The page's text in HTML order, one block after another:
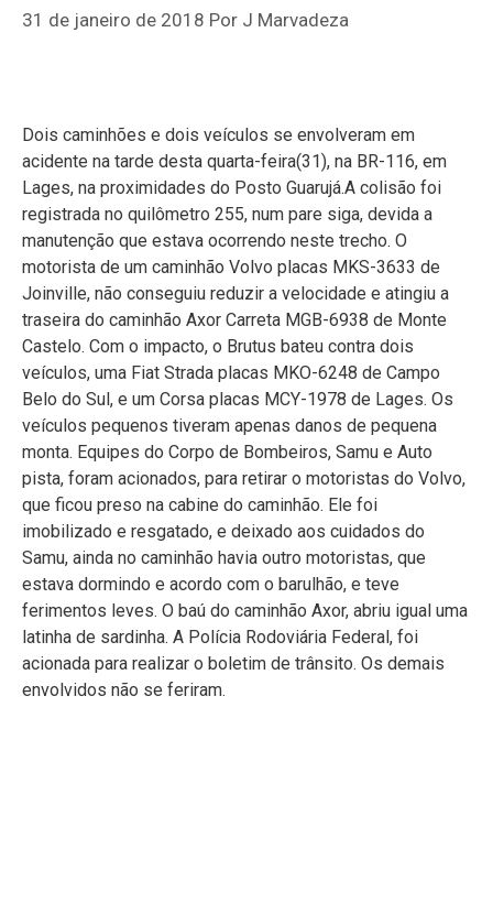
31 de janeiro de 2018 Por J Marvadeza
Dois caminhões e dois veículos se envolveram em
acidente na tarde desta quarta-feira(31), na BR-116, em
Lages, na proximidades do Posto Guarujá.A colisão foi
registrada no quilômetro 255, num pare siga, devida a
manutenção que estava ocorrendo neste trecho. O
motorista de um caminhão Volvo placas MKS-3633 de
Joinville, não conseguiu reduzir a velocidade e atingiu a
traseira do caminhão Axor Carreta MGB-6938 de Monte
Castelo. Com o impacto, o Brutus bateu contra dois
veículos, uma Fiat Strada placas MKO-6248 de Campo
Belo do Sul, e um Corsa placas MCY-1978 de Lages. Os
veículos pequenos tiveram apenas danos de pequena
monta. Equipes do Corpo de Bombeiros, Samu e Auto
pista, foram acionados, para retirar o motoristas do Volvo,
que ficou preso na cabine do caminhão. Ele foi
imobilizado e resgatado, e deixado aos cuidados do
Samu, ainda no caminhão havia outro motoristas, que
estava dormindo e acordo com o barulhão, e teve
ferimentos leves. O baú do caminhão Axor, abriu igual uma
latinha de sardinha. A Polícia Rodoviária Federal, foi
acionada para realizar o boletim de trânsito. Os demais
envolvidos não se feriram.